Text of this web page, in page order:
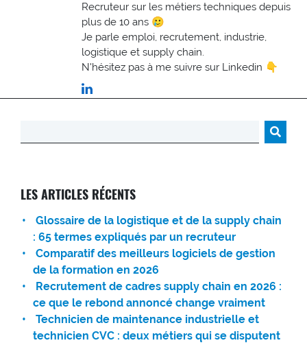
Recruteur sur les métiers techniques depuis
plus de 10 ans 🥲
Je parle emploi, recrutement, industrie,
logistique et supply chain.
N'hésitez pas à me suivre sur Linkedin 👇
LES ARTICLES RÉCENTS
Glossaire de la logistique et de la supply chain
: 65 termes expliqués par un recruteur
Comparatif des meilleurs logiciels de gestion
de la formation en 2026
Recrutement de cadres supply chain en 2026 :
ce que le rebond annoncé change vraiment
Technicien de maintenance industrielle et
technicien CVC : deux métiers qui se disputent